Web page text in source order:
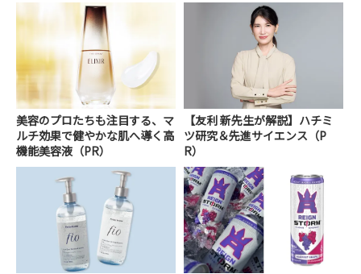
美容のプロたちも注目する、マ
ルチ効果で健やかな肌へ導く高
機能美容液（PR）
【友利 新先生が解説】ハチミ
ツ研究＆先進サイエンス（P
R）